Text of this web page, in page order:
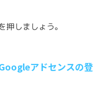
押しましょう。
アドセンスの登